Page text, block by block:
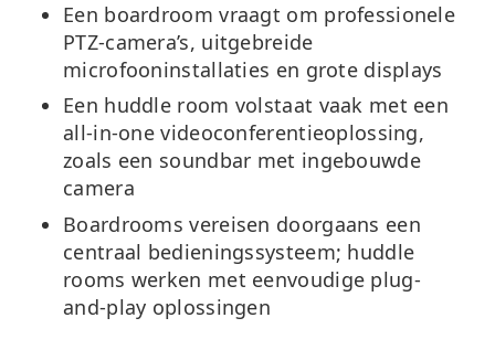
Een boardroom vraagt om professionele
PTZ-camera’s, uitgebreide
microfooninstallaties en grote displays
Een huddle room volstaat vaak met een
all-in-one videoconferentieoplossing,
zoals een soundbar met ingebouwde
camera
Boardrooms vereisen doorgaans een
centraal bedieningssysteem; huddle
rooms werken met eenvoudige plug-
and-play oplossingen